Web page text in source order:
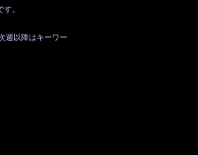
。
週以降はキーワー